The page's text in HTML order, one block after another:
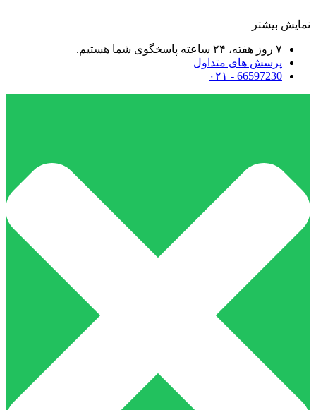
نمایش بیشتر
۷ روز هفته، ۲۴ ساعته پاسخگوی شما هستیم.
پرسش های متداول
66597230 - ۰۲۱